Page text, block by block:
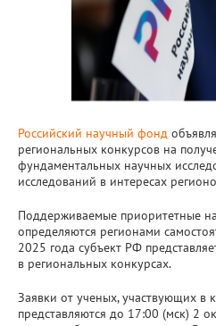
Российский научный фонд
региональных конкурсов на
фундаментальных научных
исследований в интересах
Поддерживаемые приоритетные
определяются регионами
2025 года субъект РФ
в региональных конкурсах.
Заявки от ученых, участвующих в
представляются до 17:00 (мск) 2